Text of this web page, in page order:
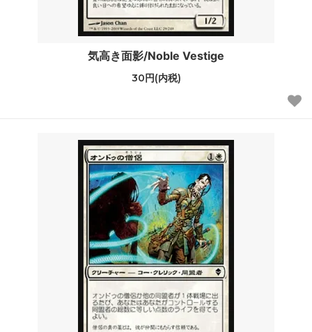
気高き面影/Noble Vestige
30円(内税)